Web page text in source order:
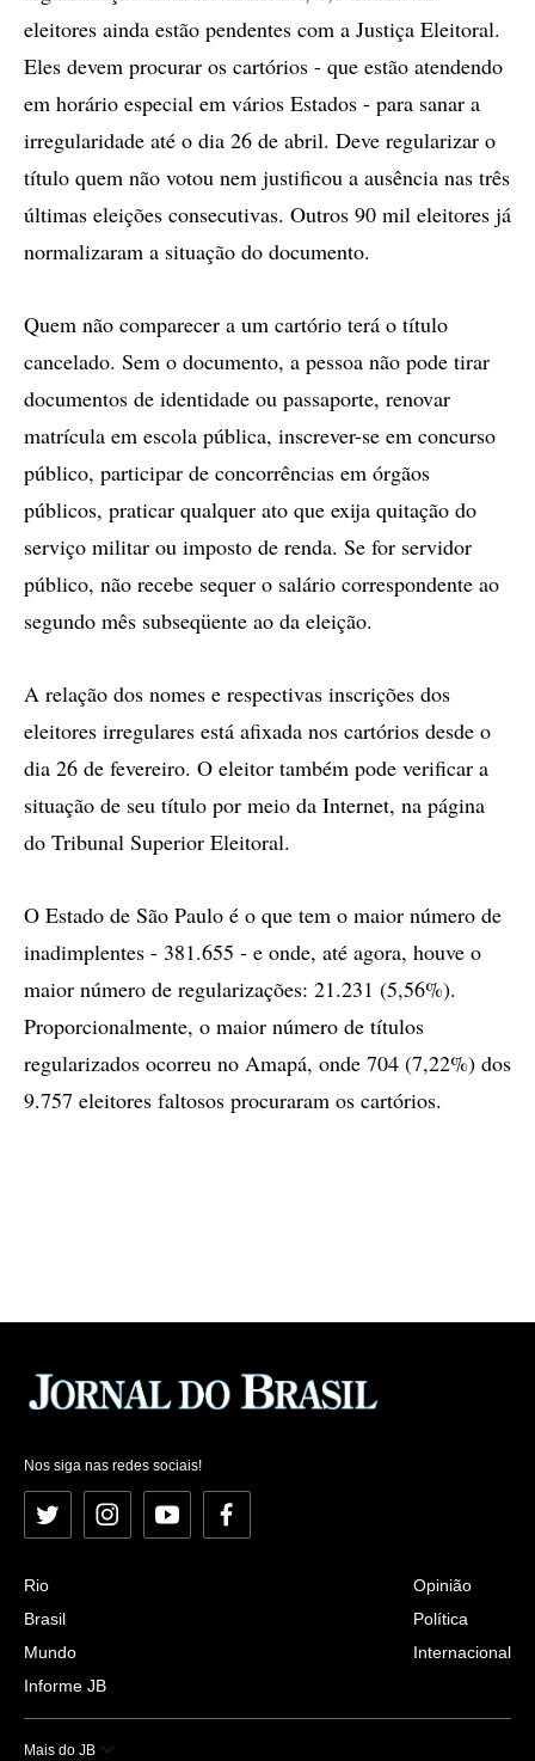
eleitores ainda estão pendentes com a Justiça Eleitoral.
Eles devem procurar os cartórios - que estão atendendo
em horário especial em vários Estados - para sanar a
irregularidade até o dia 26 de abril. Deve regularizar o
título quem não votou nem justificou a ausência nas três
últimas eleições consecutivas. Outros 90 mil eleitores já
normalizaram a situação do documento.
Quem não comparecer a um cartório terá o título
cancelado. Sem o documento, a pessoa não pode tirar
documentos de identidade ou passaporte, renovar
matrícula em escola pública, inscrever-se em concurso
público, participar de concorrências em órgãos
públicos, praticar qualquer ato que exija quitação do
serviço militar ou imposto de renda. Se for servidor
público, não recebe sequer o salário correspondente ao
segundo mês subseqüente ao da eleição.
A relação dos nomes e respectivas inscrições dos
eleitores irregulares está afixada nos cartórios desde o
dia 26 de fevereiro. O eleitor também pode verificar a
situação de seu título por meio da Internet, na página
do Tribunal Superior Eleitoral.
O Estado de São Paulo é o que tem o maior número de
inadimplentes - 381.655 - e onde, até agora, houve o
maior número de regularizações: 21.231 (5,56%).
Proporcionalmente, o maior número de títulos
regularizados ocorreu no Amapá, onde 704 (7,22%) dos
9.757 eleitores faltosos procuraram os cartórios.
Nos siga nas redes sociais!
Twitter InstagramYouTubeFacebook
Rio
Brasil
Mundo
Informe JB
Opinião
Política
Internacional
Mais do JB